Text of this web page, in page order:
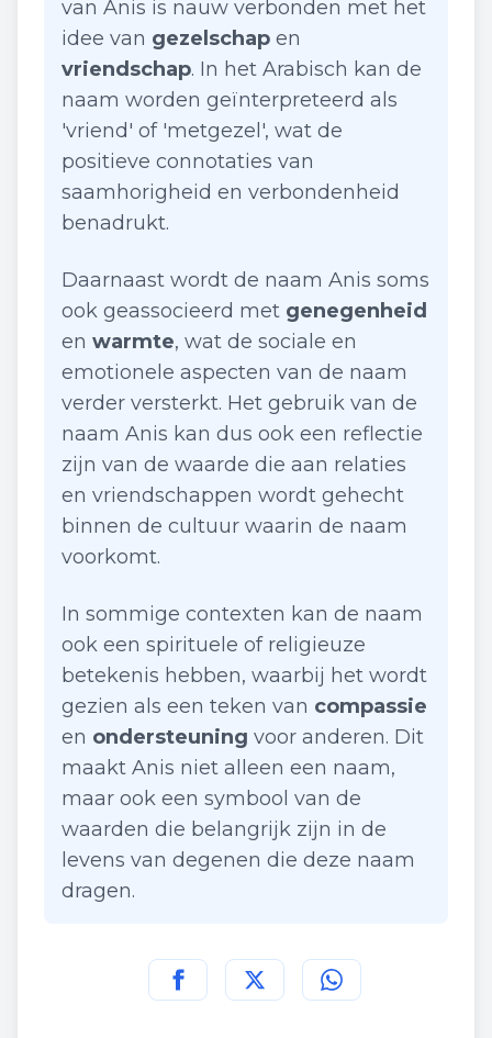
van Anis is nauw verbonden met het
idee van gezelschap en
vriendschap. In het Arabisch kan de
naam worden geïnterpreteerd als
'vriend' of 'metgezel', wat de
positieve connotaties van
saamhorigheid en verbondenheid
benadrukt.
Daarnaast wordt de naam Anis soms
ook geassocieerd met genegenheid
en warmte, wat de sociale en
emotionele aspecten van de naam
verder versterkt. Het gebruik van de
naam Anis kan dus ook een reflectie
zijn van de waarde die aan relaties
en vriendschappen wordt gehecht
binnen de cultuur waarin de naam
voorkomt.
In sommige contexten kan de naam
ook een spirituele of religieuze
betekenis hebben, waarbij het wordt
gezien als een teken van compassie
en ondersteuning voor anderen. Dit
maakt Anis niet alleen een naam,
maar ook een symbool van de
waarden die belangrijk zijn in de
levens van degenen die deze naam
dragen.
Deel deze pagina op
Deel deze pagina op
Deel deze pagina